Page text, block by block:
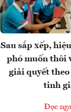
Sau sắp xếp,
phó muốn thôi
giải quyết
tinh
Đọc